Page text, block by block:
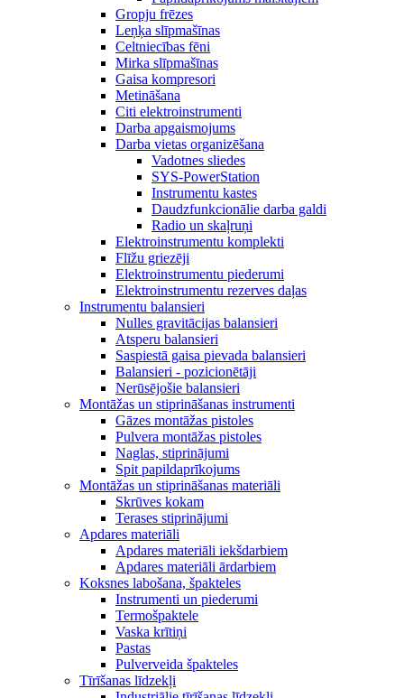
Gropju frēzes
Leņķa slīpmašīnas
Celtniecības fēni
Mirka slīpmašīnas
Gaisa kompresori
Metināšana
Citi elektroinstrumenti
Darba apgaismojums
Darba vietas organizēšana
Vadotnes sliedes
SYS-PowerStation
Instrumentu kastes
Daudzfunkcionālie darba galdi
Radio un skaļruņi
Elektroinstrumentu komplekti
Flīžu griezēji
Elektroinstrumentu piederumi
Elektroinstrumentu rezerves daļas
Instrumentu balansieri
Nulles gravitācijas balansieri
Atsperu balansieri
Saspiestā gaisa pievada balansieri
Balansieri - pozicionētāji
Nerūsējošie balansieri
Montāžas un stiprināšanas instrumenti
Gāzes montāžas pistoles
Pulvera montāžas pistoles
Naglas, stiprinājumi
Spit papildaprīkojums
Montāžas un stiprināšanas materiāli
Skrūves kokam
Terases stiprinājumi
Apdares materiāli
Apdares materiāli iekšdarbiem
Apdares materiāli ārdarbiem
Koksnes labošana, špakteles
Instrumenti un piederumi
Termošpaktele
Vaska krītiņi
Pastas
Pulverveida špakteles
Tīrīšanas līdzekļi